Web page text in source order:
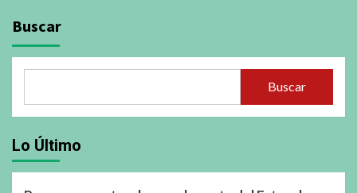
Buscar
Buscar
Lo Último